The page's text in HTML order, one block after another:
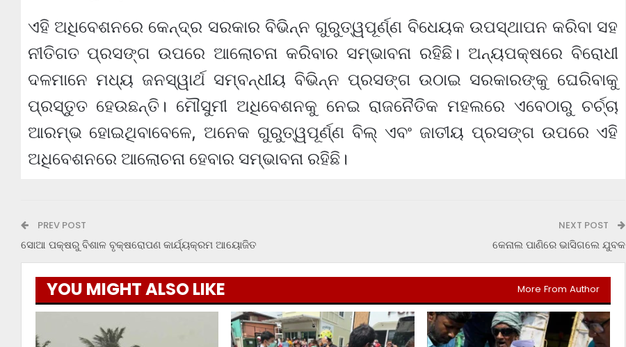
ଏହି ଅଧିବେଶନରେ କେନ୍ଦ୍ର ସରକାର ବିଭିନ୍ନ ଗୁରୁତ୍ୱପୂର୍ଣ୍ଣ ବିଧେୟକ ଉପସ୍ଥାପନ କରିବା ସହ
ନୀତିଗତ ପ୍ରସଙ୍ଗ ଉପରେ ଆଲୋଚନା କରିବାର ସମ୍ଭାବନା ରହିଛି। ଅନ୍ୟପକ୍ଷରେ ବିରୋଧୀ
ଦଳମାନେ ମଧ୍ୟ ଜନସ୍ୱାର୍ଥ ସମ୍ବନ୍ଧୀୟ ବିଭିନ୍ନ ପ୍ରସଙ୍ଗ ଉଠାଇ ସରକାରଙ୍କୁ ଘେରିବାକୁ
ପ୍ରସ୍ତୁତ ହେଉଛନ୍ତି। ମୌସୁମୀ ଅଧିବେଶନକୁ ନେଇ ରାଜନୈତିକ ମହଲରେ ଏବେଠାରୁ ଚର୍ଚ୍ଚା
ଆରମ୍ଭ ହୋଇଥିବାବେଳେ, ଅନେକ ଗୁରୁତ୍ୱପୂର୍ଣ୍ଣ ବିଲ୍‌ ଏବଂ ଜାତୀୟ ପ୍ରସଙ୍ଗ ଉପରେ ଏହି
ଅଧିବେଶନରେ ଆଲୋଚନା ହେବାର ସମ୍ଭାବନା ରହିଛି।
PREV POST
ସୋଆ ପକ୍ଷରୁ ବିଶାଳ ବୃକ୍ଷରୋପଣ କାର୍ଯ୍ୟକ୍ରମ ଆୟୋଜିତ
NEXT POST
କେନାଲ ପାଣିରେ ଭାସିଗଲେ ଯୁବକ
YOU MIGHT ALSO LIKE More From Author